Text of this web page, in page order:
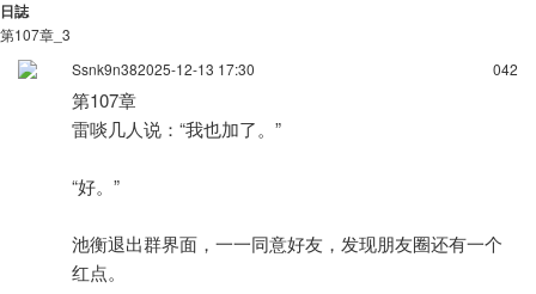
日誌
第107章_3
Ssnk9n38
42
0
2025-12-13 17:30
第107章
雷啖几人说：“我也加了。”
“好。”
池衡退出群界面，一一同意好友，发现朋友圈还有一个
红点。